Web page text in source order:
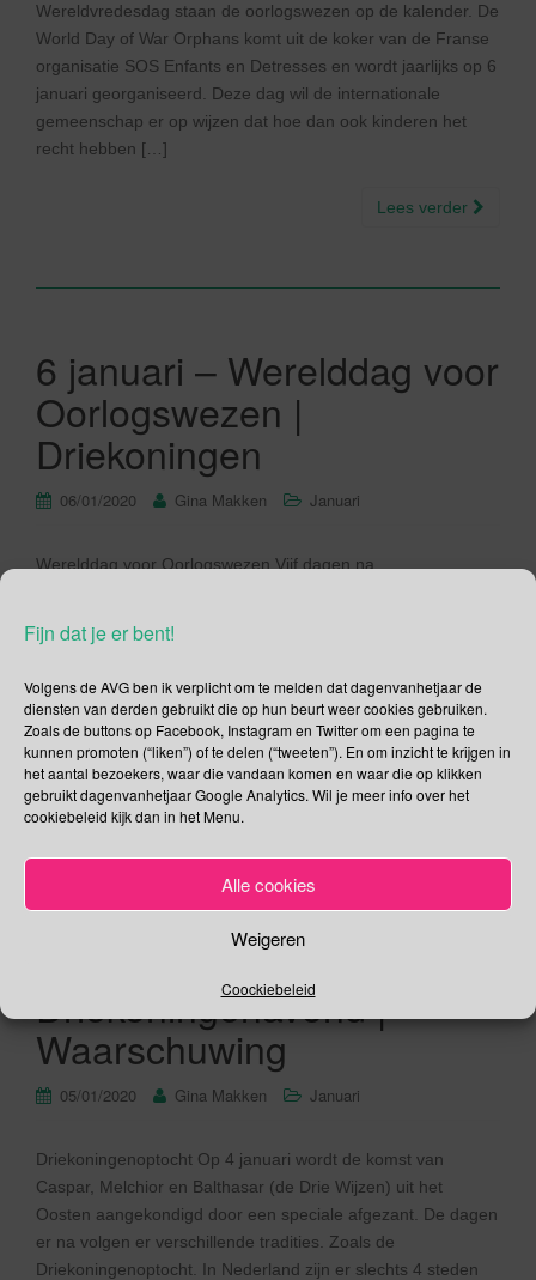
Fijn dat je er bent!
Volgens de AVG ben ik verplicht om te melden dat dagenvanhetjaar de
diensten van derden gebruikt die op hun beurt weer cookies gebruiken.
Zoals de buttons op Facebook, Instagram en Twitter om een pagina te
kunnen promoten (“liken”) of te delen (“tweeten”). En om inzicht te krijgen in
het aantal bezoekers, waar die vandaan komen en waar die op klikken
gebruikt dagenvanhetjaar Google Analytics. Wil je meer info over het
cookiebeleid kijk dan in het Menu.
Alle cookies
Weigeren
Coockiebeleid
Wereldvredesdag staan de oorlogswezen op de kalender. De
World Day of War Orphans komt uit de koker van de Franse
organisatie SOS Enfants en Detresses en wordt jaarlijks op 6
januari georganiseerd. Deze dag wil de internationale
gemeenschap er op wijzen dat hoe dan ook kinderen het
recht hebben […]
Lees verder
6 januari – Werelddag voor
Oorlogswezen |
Driekoningen
06/01/2020 Gina Makken Januari
Werelddag voor Oorlogswezen Vijf dagen na
organisatie SOS Enfants en Detresses en wordt jaarlijks op 6
dan ook kinderen het recht hebben om beschermd […]
Lees verder
5 januari –
Driekoningenoptocht |
Driekoningenavond |
Waarschuwing
05/01/2020 Gina Makken Januari
Driekoningenoptocht Op 4 januari wordt de komst van
Caspar, Melchior en Balthasar (de Drie Wijzen) uit het
Oosten aangekondigd door een speciale afgezant. De dagen
er na volgen er verschillende tradities. Zoals de
Driekoningenoptocht. In Nederland zijn er slechts 4 steden